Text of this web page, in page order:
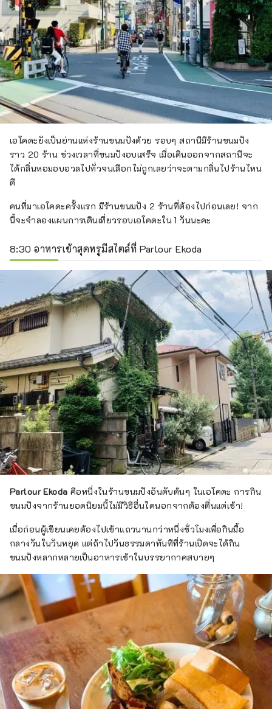
เอโคดะยังเป็นย่านแห่งร้านขนมปังด้วย รอบๆ สถานีมีร้านขนมปัง
ราว 20 ร้าน ช่วงเวลาที่ขนมปังอบเสร็จ เมื่อเดินออกจากสถานีจะ
ได้กลิ่นหอมอบอวลไปทั่วจนเลือกไม่ถูกเลยว่าจะตามกลิ่นไปร้านไหน
ดี
คนที่มาเอโคดะครั้งแรก มีร้านขนมปัง 2 ร้านที่ต้องไปก่อนเลย! จาก
นี้จะจำลองแผนการเดินเที่ยวรอบเอโคดะใน 1 วันนะคะ
8:30 อาหารเช้าสุดหรูมีสไตล์ที่ Parlour Ekoda
Parlour Ekoda คือหนึ่งในร้านขนมปังอันดับต้นๆ ในเอโคดะ การกิน
ขนมปังจากร้านยอดนิยมนี้ไม่มีวิธีอื่นใดนอกจากต้องตื่นแต่เช้า!
เมื่อก่อนผู้เขียนเคยต้องไปเข้าแถวนานกว่าหนึ่งชั่วโมงเพื่อกินมื้อ
กลางวันในวันหยุด แต่ถ้าไปวันธรรมดาทันทีที่ร้านเปิดจะได้กิน
ขนมปังหลากหลายเป็นอาหารเช้าในบรรยากาศสบายๆ